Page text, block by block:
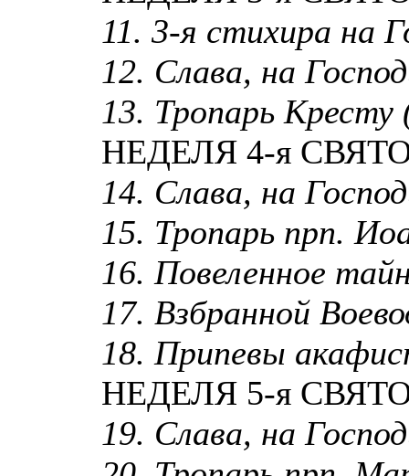
11. 3-я стихира на
12. Слава, на
13. Тропарь Кресту
НЕДЕЛЯ 4-я
14. Слава, на
15. Тропарь прп.
16. Повеленное
17. Взбранной
18. Припевы
НЕДЕЛЯ 5-я
19. Слава, на